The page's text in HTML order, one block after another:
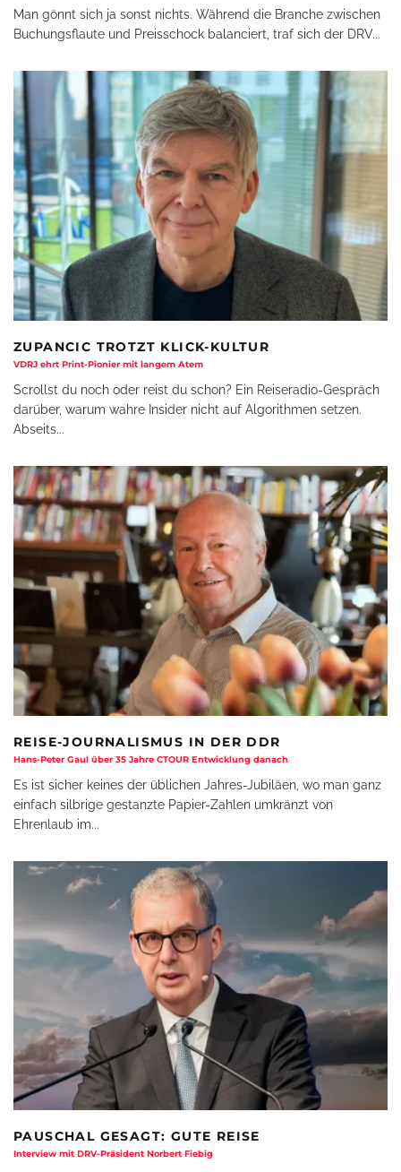
Man gönnt sich ja sonst nichts. Während die Branche zwischen
Buchungsflaute und Preisschock balanciert, traf sich der DRV...
ZUPANCIC TROTZT KLICK-KULTUR
VDRJ ehrt Print-Pionier mit langem Atem
Scrollst du noch oder reist du schon? Ein Reiseradio-Gespräch
darüber, warum wahre Insider nicht auf Algorithmen setzen.
Abseits...
REISE-JOURNALISMUS IN DER DDR
Hans-Peter Gaul über 35 Jahre CTOUR Entwicklung danach
Es ist sicher keines der üblichen Jahres-Jubiläen, wo man ganz
einfach silbrige gestanzte Papier-Zahlen umkränzt von
Ehrenlaub im...
PAUSCHAL GESAGT: GUTE REISE
Interview mit DRV-Präsident Norbert Fiebig